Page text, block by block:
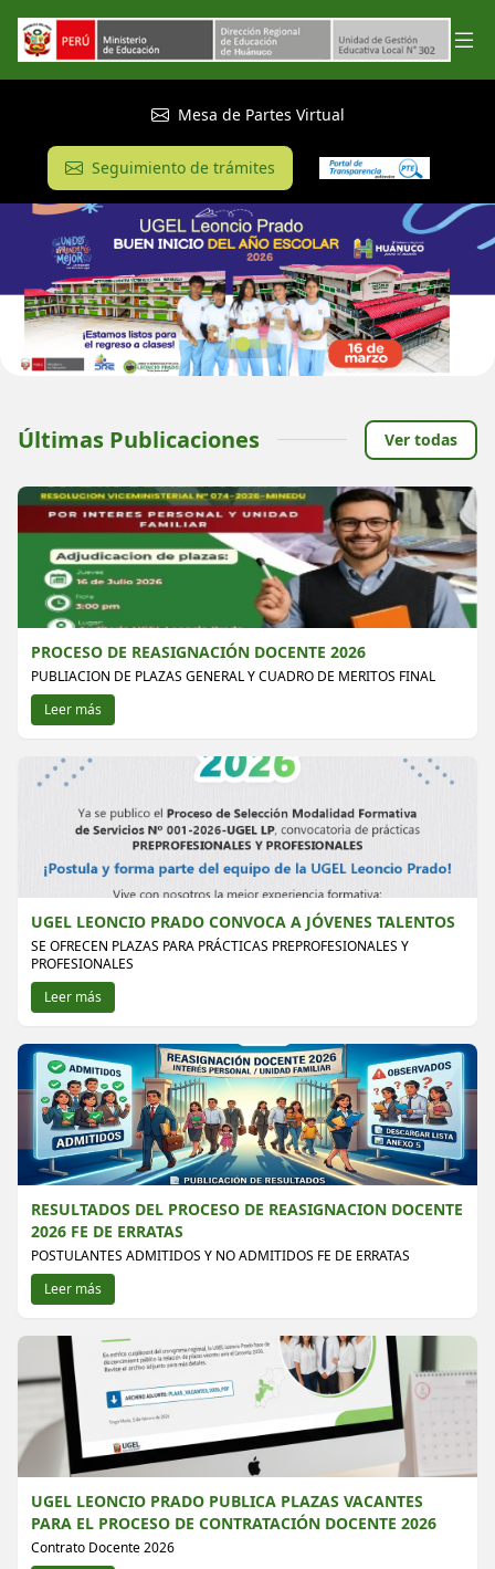
Mesa de Partes Virtual
Seguimiento de trámites
Últimas Publicaciones Ver todas
PROCESO DE REASIGNACIÓN DOCENTE 2026
PUBLIACION DE PLAZAS GENERAL Y CUADRO DE MERITOS FINAL
Leer más
UGEL LEONCIO PRADO CONVOCA A JÓVENES TALENTOS
SE OFRECEN PLAZAS PARA PRÁCTICAS PREPROFESIONALES Y
PROFESIONALES
Leer más
RESULTADOS DEL PROCESO DE REASIGNACION DOCENTE
2026 FE DE ERRATAS
POSTULANTES ADMITIDOS Y NO ADMITIDOS FE DE ERRATAS
Leer más
UGEL LEONCIO PRADO PUBLICA PLAZAS VACANTES
PARA EL PROCESO DE CONTRATACIÓN DOCENTE 2026
Contrato Docente 2026